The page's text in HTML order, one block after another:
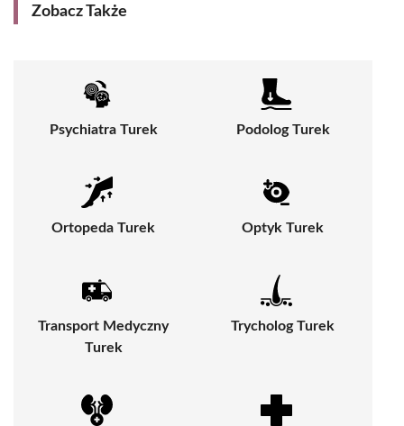
Zobacz Także
Psychiatra Turek Podolog Turek
Ortopeda Turek Optyk Turek
Transport Medyczny
Turek
Trycholog Turek